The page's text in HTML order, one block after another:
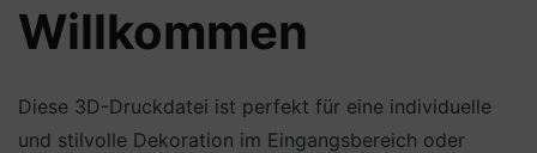
Willkommen
Diese 3D-Druckdatei ist perfekt für eine individuelle
und stilvolle Dekoration im Eingangsbereich oder